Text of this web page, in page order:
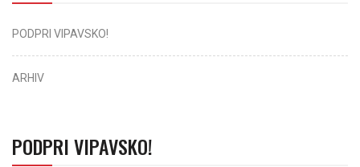
PODPRI VIPAVSKO!
ARHIV
PODPRI VIPAVSKO!